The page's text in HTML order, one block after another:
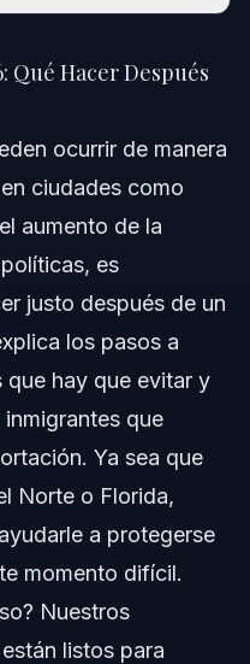
de ICE en 2026
un Arresto de ICE
Verificación de Órdenes
Debe Reunir
del Proceso de
Casos de Arresto
Después de un
Qué Hacer Después
ocurrir de manera
ciudades como
aumento de la
es
justo después de un
los pasos a
que hay que evitar y
que
Ya sea que
Norte o Florida,
a protegerse
momento difícil.
Nuestros
listos para